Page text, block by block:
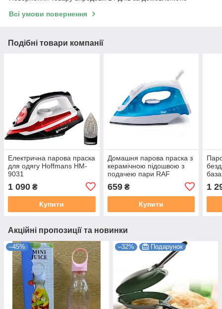
Всі умови повернення
Подібні товари компанії
Електрична парова праска
для одягу Hoffmans HM-
9031
1 090 ₴
Купити
Домашня парова праска з
керамічною підошвою з
подачею пари RAF
659₴
Купити
1
Акційні пропозиції та новинки
–45% –32% Подарунок